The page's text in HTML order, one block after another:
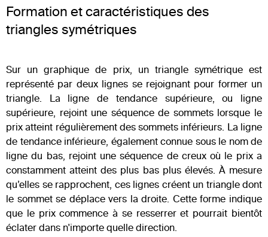
Formation et caractéristiques des
triangles symétriques
Sur un graphique de prix, un triangle symétrique est
représenté par deux lignes se rejoignant pour former un
triangle. La ligne de tendance supérieure, ou ligne
supérieure, rejoint une séquence de sommets lorsque le
prix atteint régulièrement des sommets inférieurs. La ligne
de tendance inférieure, également connue sous le nom de
ligne du bas, rejoint une séquence de creux où le prix a
constamment atteint des plus bas plus élevés. À mesure
qu’elles se rapprochent, ces lignes créent un triangle dont
le sommet se déplace vers la droite. Cette forme indique
que le prix commence à se resserrer et pourrait bientôt
éclater dans n'importe quelle direction.